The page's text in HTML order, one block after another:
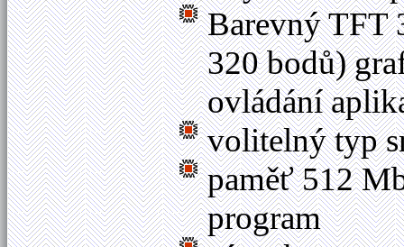
Barevný TFT
320 bodů)
ovládání
volitelný typ
paměť 512
program